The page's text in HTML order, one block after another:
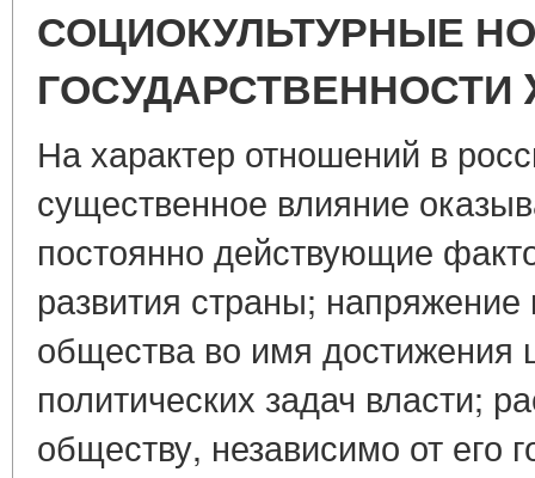
СОЦИОКУЛЬТУРНЫЕ
ГОСУДАРСТВЕННОСТИ
На характер отношений в
существенное влияние
постоянно действующие
развития страны;
общества во имя достижения
политических задач власти;
обществу, независимо от его